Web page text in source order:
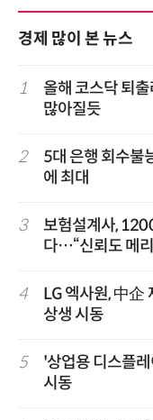
경제 많이 본 뉴스
1
올해 코스닥 퇴
많아질듯
2
5대 은행 회수
에 최대
3
보험설계사,
다…“신뢰도 메
4
LG 엑사원, 中
상생 시동
5
'상업용 디스플
시동